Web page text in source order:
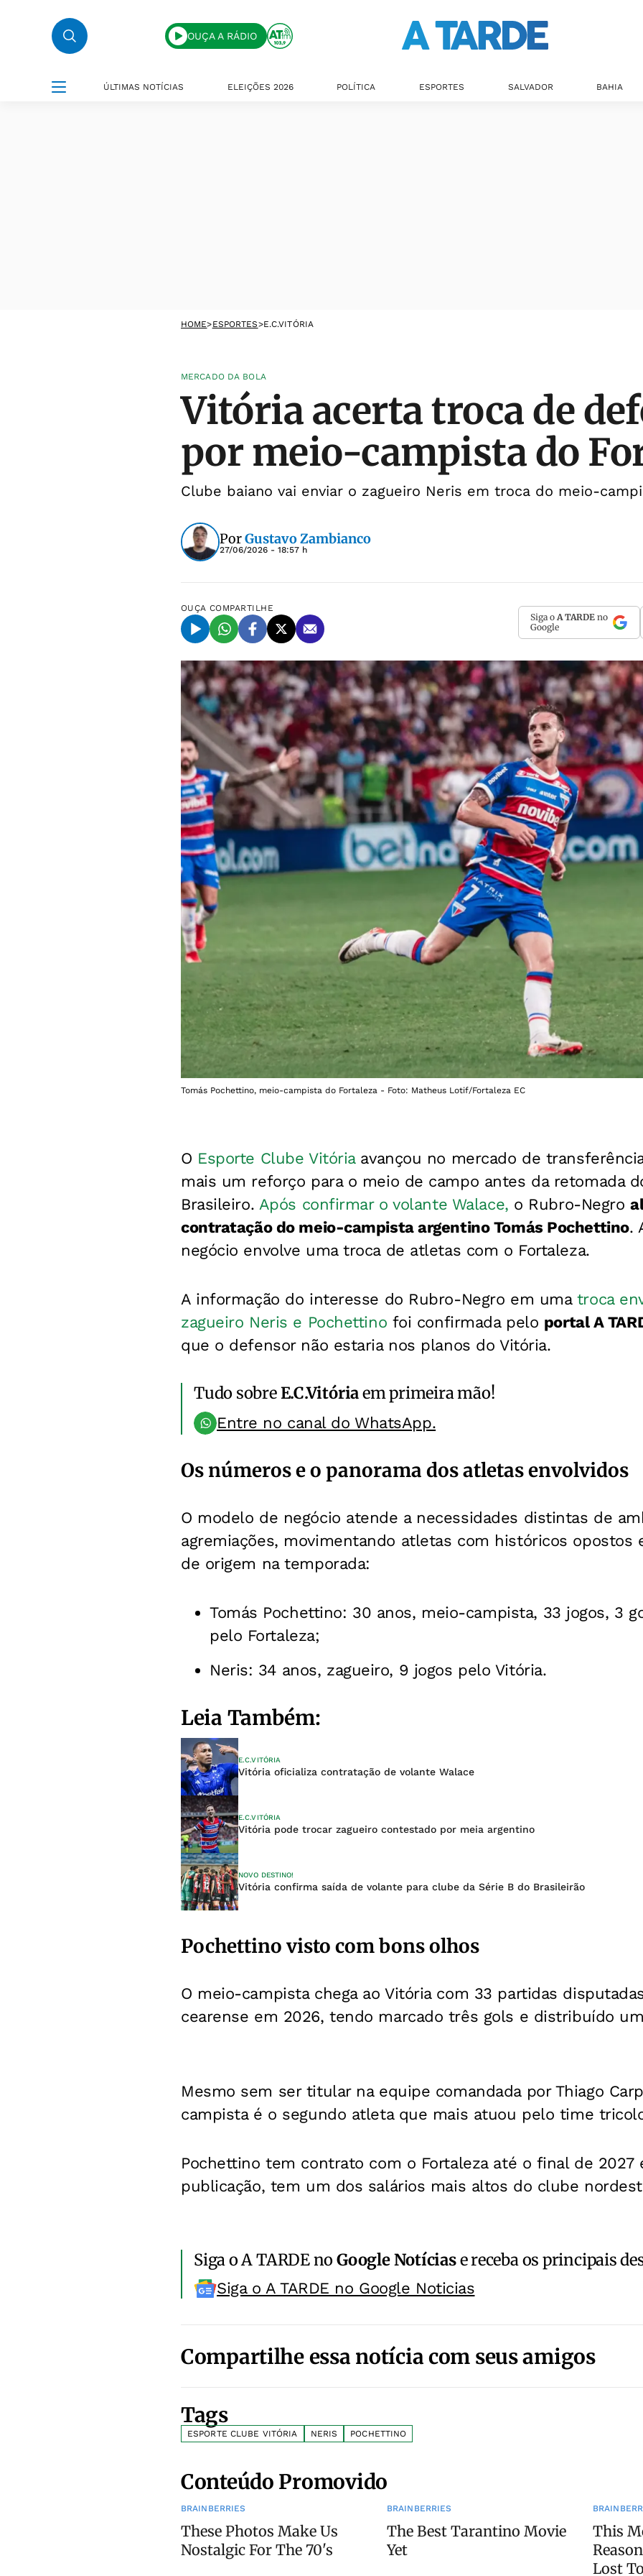
OUÇA A RÁDIO
ÚLTIMAS NOTÍCIAS ELEIÇÕES 2026 POLÍTICA ESPORTES SALVADOR BAHIA
HOME>ESPORTES>E.C.VITÓRIA
MERCADO DA BOLA
Vitória acerta troca de
por meio-campista do
Clube baiano vai enviar o zagueiro Neris em troca do meio-
PorGustavo Zambianco
27/06/2026 - 18:57 h
OUÇA COMPARTILHE
Siga o A TARDE no
Google
Tomás Pochettino, meio-campista do Fortaleza - Foto: Matheus Lotif/Fortaleza EC
O Esporte Clube Vitóriaavançou no mercado de
mais um reforço para o meio de campo antes da retomada
Brasileiro. Após confirmar o volante Walace, o Rubro-Negro
contratação do meio-campista argentino Tomás Pochettino.
negócio envolve uma troca de atletas com o Fortaleza.
A informação do interesse do Rubro-Negro em uma troca
zagueiro Neris e Pochettino foi confirmada pelo portal A
que o defensor não estaria nos planos do Vitória.
Tudo sobreE.C.Vitóriaem primeira mão!
Entre no canal do WhatsApp.
Os números e o panorama dos atletas envolvidos
O modelo de negócio atende a necessidades distintas de
agremiações, movimentando atletas com históricos opostos
de origem na temporada:
Tomás Pochettino: 30 anos, meio-campista, 33 jogos, 3
pelo Fortaleza;
Neris: 34 anos, zagueiro, 9 jogos pelo Vitória.
Leia Também:
E.C.VITÓRIA
Vitória oficializa contratação de volante Walace
E.C.VITÓRIA
Vitória pode trocar zagueiro contestado por meia argentino
NOVO DESTINO!
Vitória confirma saída de volante para clube da Série B do Brasileirão
Pochettino visto com bons olhos
O meio-campista chega ao Vitória com 33 partidas
cearense em 2026, tendo marcado três gols e distribuído
Mesmo sem ser titular na equipe comandada por Thiago
campista é o segundo atleta que mais atuou pelo time
Pochettino tem contrato com o Fortaleza até o final de 2027
publicação, tem um dos salários mais altos do clube
Siga o A TARDE noGoogle Notíciase receba os principais
Siga o A TARDE no Google Noticias
Compartilhe essa notícia com seus amigos
Tags
ESPORTE CLUBE VITÓRIA NERIS POCHETTINO